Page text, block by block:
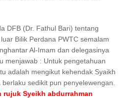
DFB (Dr. Fathul Bari) tentang
Bilik Perdana PWTC semalam
Al-Imam dan delegasinya
menjawab : Untuk pengetahuan
adalah mengikut kehendak Syaikh
sedikit pun penyelewengan.
rujuk Syeikh abdurrahman